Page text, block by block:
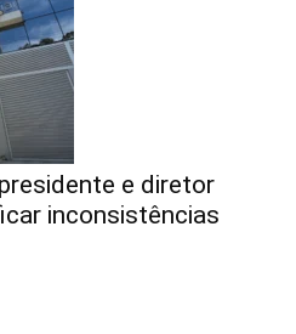
e diretor
inconsistências